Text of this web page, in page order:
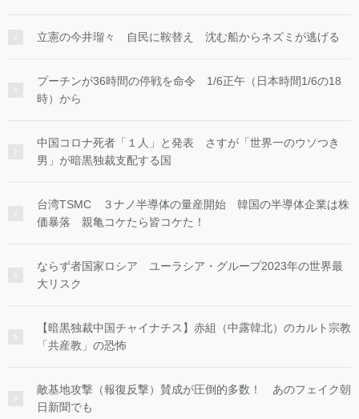
立憲の今井瑠々 自民に鞍替え 沈む船からネズミが逃げる
プーチンが36時間の停戦を命令 1/6正午（日本時間1/6の18
時）から
中国コロナ死者「１人」と発表 さすが「世界一のウソつき
男」が暗黒独裁支配する国
台湾TSMC ３ナノ半導体の量産開始 韓国の半導体企業は株
価暴落 親亀コケたら皆コケた！
ならず者国家ロシア ユーラシア・グループ2023年の世界最
大リスク
【暗黒独裁中国チャイナチス】赤組（中露韓北）のカルト宗教
「共産教」の恐怖
敵基地攻撃（報復反撃）賛成が圧倒的多数！ あのフェイク朝
日新聞でも